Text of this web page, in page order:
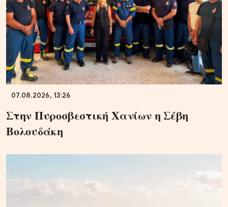
07.08.2026, 13:26
Στην Πυροσβεστική Χανίων η Σέβη
Βολουδάκη